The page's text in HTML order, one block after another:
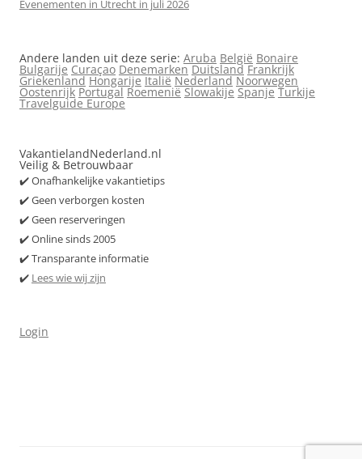
Evenementen in Utrecht in juli 2026
Andere landen uit deze serie: Aruba België Bonaire
Bulgarije Curaçao Denemarken Duitsland Frankrijk
Griekenland Hongarije Italië Nederland Noorwegen
Oostenrijk Portugal Roemenië Slowakije Spanje Turkije
Travelguide Europe
VakantielandNederland.nl
Veilig & Betrouwbaar
✔️ Onafhankelijke vakantietips
✔️ Geen verborgen kosten
✔️ Geen reserveringen
✔️ Online sinds 2005
✔️ Transparante informatie
✔️ Lees wie wij zijn
Login